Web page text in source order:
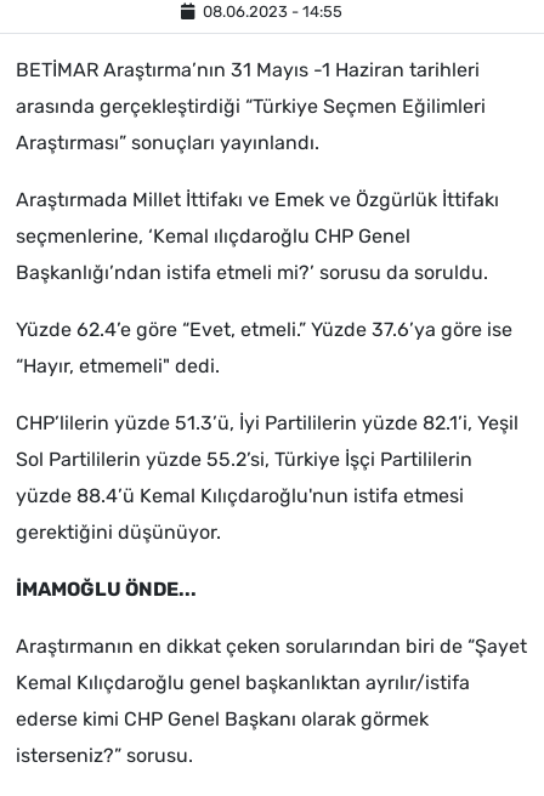
08.06.2023 - 14:55
BETİMAR Araştırma’nın 31 Mayıs -1 Haziran tarihleri
arasında gerçekleştirdiği “Türkiye Seçmen Eğilimleri
Araştırması” sonuçları yayınlandı.
Araştırmada Millet İttifakı ve Emek ve Özgürlük İttifakı
seçmenlerine, ‘Kemal ılıçdaroğlu CHP Genel
Başkanlığı’ndan istifa etmeli mi?’ sorusu da soruldu.
Yüzde 62.4’e göre “Evet, etmeli.” Yüzde 37.6’ya göre ise
“Hayır, etmemeli" dedi.
CHP’lilerin yüzde 51.3’ü, İyi Partililerin yüzde 82.1’i, Yeşil
Sol Partililerin yüzde 55.2’si, Türkiye İşçi Partililerin
yüzde 88.4’ü Kemal Kılıçdaroğlu'nun istifa etmesi
gerektiğini düşünüyor.
İMAMOĞLU ÖNDE...
Araştırmanın en dikkat çeken sorularından biri de “Şayet
Kemal Kılıçdaroğlu genel başkanlıktan ayrılır/istifa
ederse kimi CHP Genel Başkanı olarak görmek
isterseniz?” sorusu.